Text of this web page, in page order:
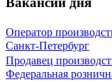
Оператор
Санкт-Петербург
Продавец
Федеральная